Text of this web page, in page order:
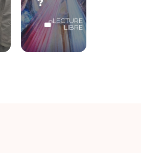
?
LECTURE
LIBRE